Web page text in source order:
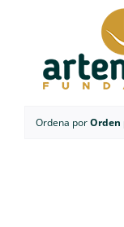
contenido
Ordena porOrden